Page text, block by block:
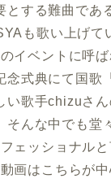
とする難曲であ
も歌い上げて
イベントに呼ば
念式典にて国歌
い歌手chizuさ
そんな中でも堂
ェッショナルと
画はこちらが中